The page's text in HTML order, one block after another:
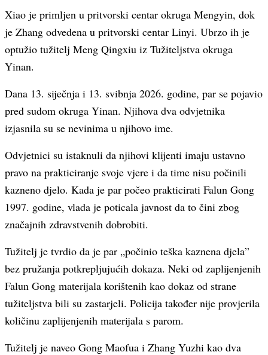
Xiao je primljen u pritvorski centar okruga Mengyin, dok
je Zhang odvedena u pritvorski centar Linyi. Ubrzo ih je
optužio tužitelj Meng Qingxiu iz Tužiteljstva okruga
Yinan.
Dana 13. siječnja i 13. svibnja 2026. godine, par se pojavio
pred sudom okruga Yinan. Njihova dva odvjetnika
izjasnila su se nevinima u njihovo ime.
Odvjetnici su istaknuli da njihovi klijenti imaju ustavno
pravo na prakticiranje svoje vjere i da time nisu počinili
kazneno djelo. Kada je par počeo prakticirati Falun Gong
1997. godine, vlada je poticala javnost da to čini zbog
značajnih zdravstvenih dobrobiti.
Tužitelj je tvrdio da je par „počinio teška kaznena djela”
bez pružanja potkrepljujućih dokaza. Neki od zaplijenjenih
Falun Gong materijala korištenih kao dokaz od strane
tužiteljstva bili su zastarjeli. Policija također nije provjerila
količinu zaplijenjenih materijala s parom.
Tužitelj je naveo Gong Maofua i Zhang Yuzhi kao dva